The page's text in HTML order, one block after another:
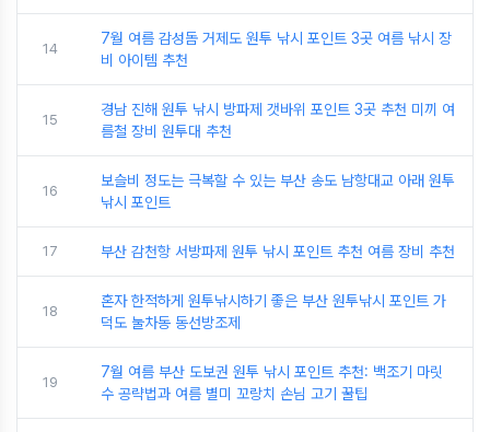
14
7월 여름 감성돔 거제도 원투 낚시 포인트 3곳 여름 낚시 장
비 아이템 추천
15
경남 진해 원투 낚시 방파제 갯바위 포인트 3곳 추천 미끼 여
름철 장비 원투대 추천
16
보슬비 정도는 극복할 수 있는 부산 송도 남항대교 아래 원투
낚시 포인트
17 부산 감천항 서방파제 원투 낚시 포인트 추천 여름 장비 추천
18
혼자 한적하게 원투낚시하기 좋은 부산 원투낚시 포인트 가
덕도 눌차동 동선방조제
19
7월 여름 부산 도보권 원투 낚시 포인트 추천: 백조기 마릿
수 공략법과 여름 별미 꼬랑치 손님 고기 꿀팁